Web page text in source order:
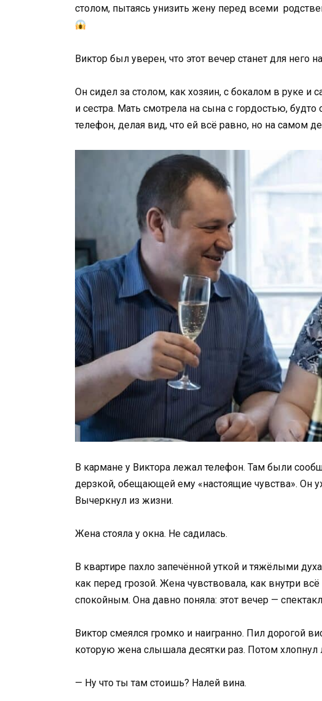
столом, пытаясь унизить жену перед всеми
Виктор был уверен, что этот вечер станет для него
Он сидел за столом, как хозяин, с бокалом в руке
и сестра. Мать смотрела на сына с гордостью, будто
телефон, делая вид, что ей всё равно, но на самом
В кармане у Виктора лежал телефон. Там были
дерзкой, обещающей ему «настоящие чувства». Он
Вычеркнул из жизни.
Жена стояла у окна. Не садилась.
В квартире пахло запечённой уткой и тяжёлыми
как перед грозой. Жена чувствовала, как внутри
спокойным. Она давно поняла: этот вечер —
Виктор смеялся громко и наигранно. Пил дорогой
которую жена слышала десятки раз. Потом хлопнул
— Ну что ты там стоишь? Налей вина.